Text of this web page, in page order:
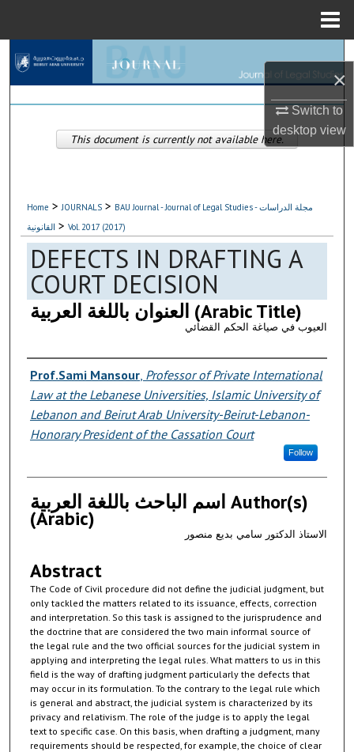
×
Switch to
desktopview
Search
My Account
Digital Commons Network™
Home > JOURNALS > BAU Journal - Journal of Legal Studies - مجلة الدراسات
القانونية > Vol. 2017 (2017)
DEFECTS IN DRAFTING A
COURT DECISION
العنوان باللغة العربية (Arabic Title)
العيوب في صياغة الحكم القضائي
Authors
Prof.Sami Mansour, Professor of Private International
Law at the Lebanese Universities, Islamic University of
Lebanon and Beirut Arab University-Beirut-Lebanon-
Honorary President of the Cassation Court
Follow
اسم الباحث باللغة العربية Author(s)
(Arabic)
الاستاذ الدكتور سامي بديع منصور
Abstract
The Code of Civil procedure did not define the judicial judgment, but
only tackled the matters related to its issuance, effects, correction
and interpretation. So this task is assigned to the jurisprudence and
the doctrine that are considered the two main informal source of
the legal rule and the two official sources for the judicial system in
applying and interpreting the legal rules. What matters to us in this
field is the way of drafting judgment particularly the defects that
may occur in its formulation. To the contrary to the legal rule which
is general and abstract, the judicial system is characterized by its
privacy and relativism. The role of the judge is to apply the legal
text to specific case. On this basis, when drafting a judgment, many
requirements should be respected, for example, the choice of clear
This document is currently not available here.